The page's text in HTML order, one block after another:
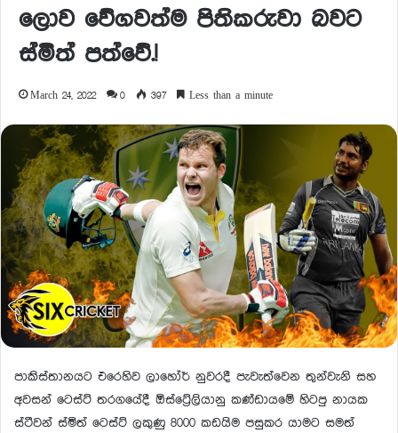
ලොව වේගවත්ම පිතිකරුවා බවට
ස්මිත් පත්වේ.!
March 24, 2022 0 397 Less than a minute
පාකිස්තානයට එරෙහිව ලාහෝර් නුවරදී පැවැත්වෙන තුන්වැනි සහ
අවසන් ටෙස්ට් තරගයේදී ඕස්ට්‍රේලියානු කණ්ඩායමේ හිටපු නායක
ස්ටීවන් ස්මිත් ටෙස්ට් ලකුණු 8000 කඩයිම පසුකර යාමට සමත්